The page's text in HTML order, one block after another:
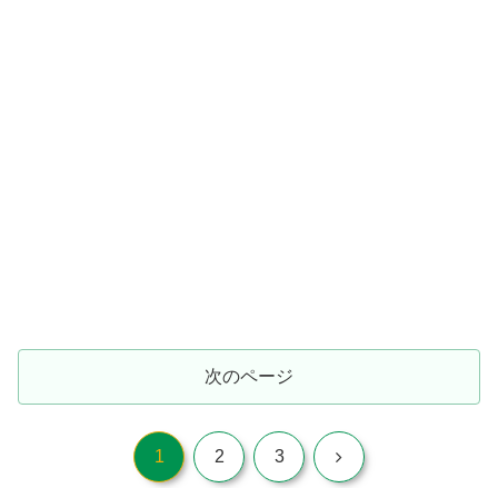
次のページ
1 2 3 次